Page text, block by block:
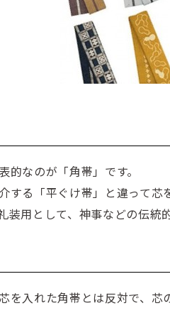
的なのが「角帯」です。
する「平ぐけ帯」と違って
装用として、神事などの伝統
を入れた角帯とは反対で、芯